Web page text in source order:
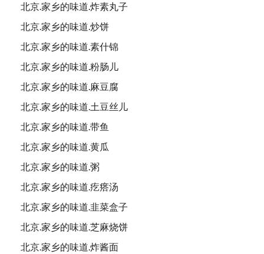
北京.家乡的味道.炸素丸子
北京.家乡的味道.炒饼
北京.家乡的味道.素什锦
北京.家乡的味道.粉肠儿
北京.家乡的味道.麻豆腐
北京.家乡的味道.土豆丝儿
北京.家乡的味道.带鱼
北京.家乡的味道.黄瓜
北京.家乡的味道.粥
北京.家乡的味道.疙瘩汤
北京.家乡的味道.韭菜盒子
北京.家乡的味道.芝麻烧饼
北京.家乡的味道.炸酱面